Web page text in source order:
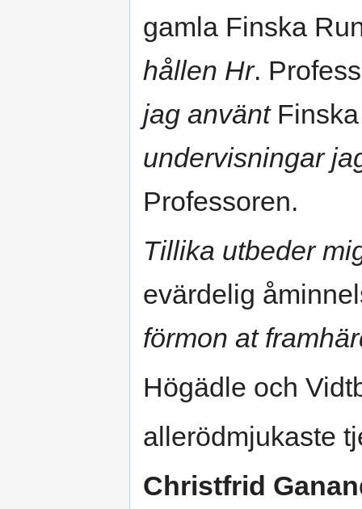
gamla Finska
hållen Hr.
jag använt
undervisningar
Professoren.
Tillika utbeder
evärdelig
förmon at
Högädle och
allerödmjukaste
Christfrid